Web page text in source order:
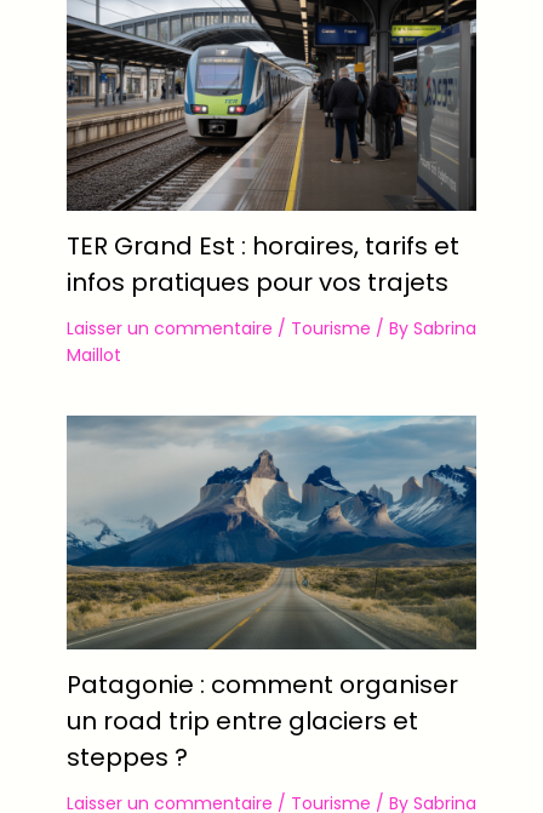
TER Grand Est : horaires, tarifs et
infos pratiques pour vos trajets
Laisser un commentaire / Tourisme / By Sabrina
Maillot
Patagonie : comment organiser
un road trip entre glaciers et
steppes ?
Laisser un commentaire / Tourisme / By Sabrina